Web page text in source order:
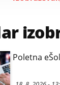
Poletna